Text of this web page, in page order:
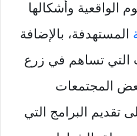
وأشكالها
المستهدفة، بالإضافة
التي تساهم في زرع
المجتمعات
تقديم البرامج التي